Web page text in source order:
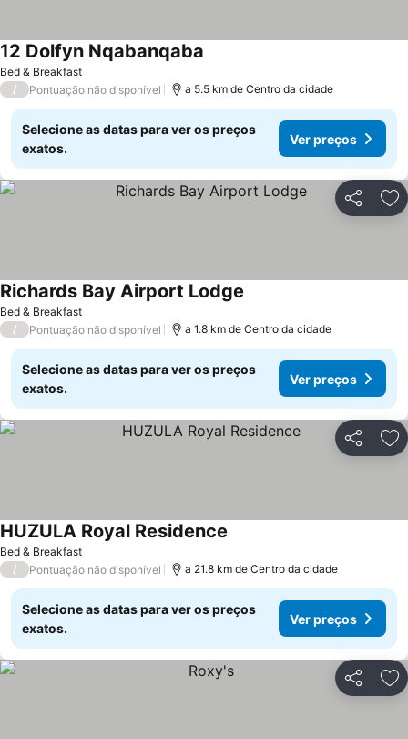
Bed & Breakfast
12 Dolfyn Nqabanqaba
/ Pontuação não disponível a 5.5 km de Centro da cidade
Selecione as datas para ver os preços
exatos.
Ver preços
Partilhar
Bed & Breakfast
Richards Bay Airport Lodge
/ Pontuação não disponível a 1.8 km de Centro da cidade
Selecione as datas para ver os preços
exatos.
Ver preços
Partilhar
Bed & Breakfast
HUZULA Royal Residence
/ Pontuação não disponível a 21.8 km de Centro da cidade
Selecione as datas para ver os preços
exatos.
Ver preços
Partilhar